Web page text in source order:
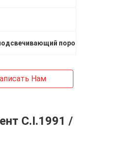
порошок
Нам
C.I.1991 /